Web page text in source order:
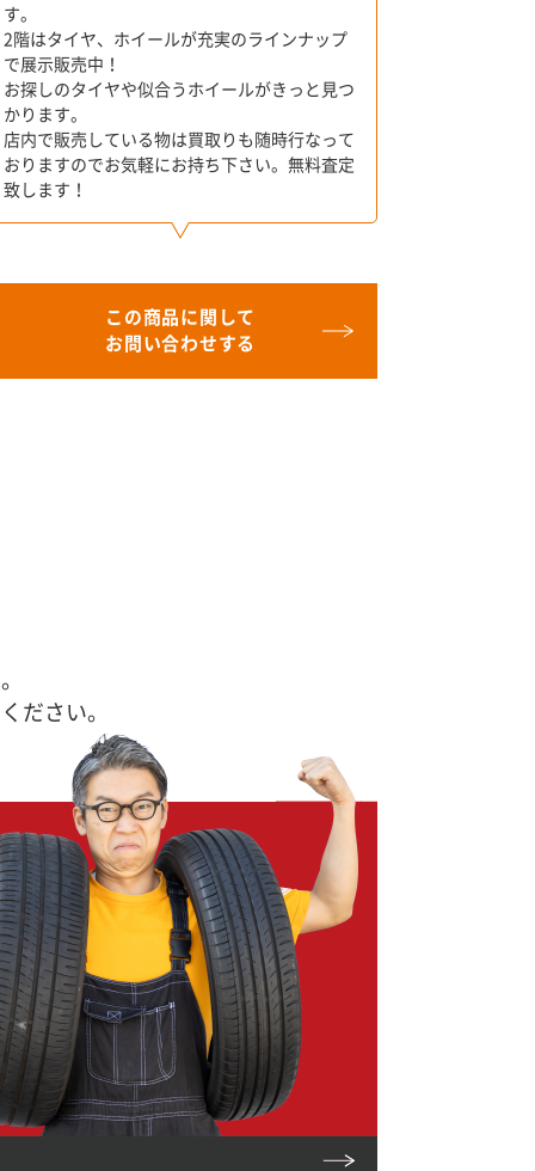
す。
2階はタイヤ、ホイールが充実のラインナップ
で展示販売中！
お探しのタイヤや似合うホイールがきっと見つ
かります。
店内で販売している物は買取りも随時行なって
おりますのでお気軽にお持ち下さい。無料査定
致します！
この商品に関して
お問い合わせする
ださい。